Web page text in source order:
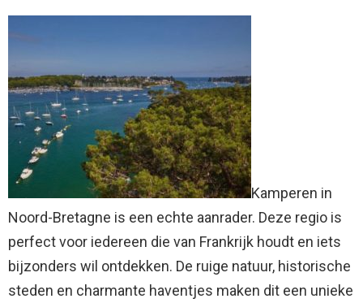
Kamperen in
Noord-Bretagne is een echte aanrader. Deze regio is
perfect voor iedereen die van Frankrijk houdt en iets
bijzonders wil ontdekken. De ruige natuur, historische
steden en charmante haventjes maken dit een unieke